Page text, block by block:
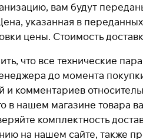
вам будут
указанная в
цены. Стоимость
что все технические
до момента
и комментариев
в нашем магазине товара
комплектность
на нашем сайте, также